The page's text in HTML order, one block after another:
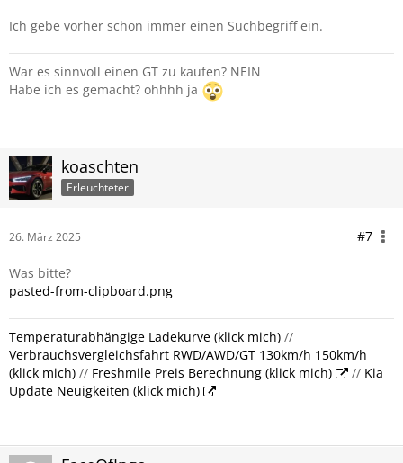
Ich gebe vorher schon immer einen Suchbegriff ein.
War es sinnvoll einen GT zu kaufen? NEIN
Habe ich es gemacht? ohhhh ja
koaschten
Erleuchteter
26. März 2025 #7
Was bitte?
pasted-from-clipboard.png
Temperaturabhängige Ladekurve (klick mich) //
Verbrauchsvergleichsfahrt RWD/AWD/GT 130km/h 150km/h
(klick mich) // Freshmile Preis Berechnung (klick mich) // Kia
Update Neuigkeiten (klick mich)